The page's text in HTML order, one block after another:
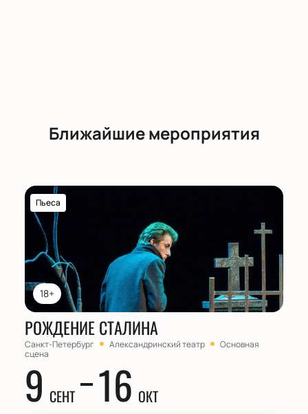
Ближайшие мероприятия
18+
Пьеса
РОЖДЕНИЕ СТАЛИНА
Санкт-Петербург Александринский театр
Основная
сцена
9 СЕНТ 16 ОКТ